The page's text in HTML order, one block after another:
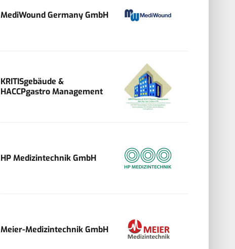
MediWound Germany GmbH
KRITISgebäude &
HACCPgastro Management
HP Medizintechnik GmbH
Meier-Medizintechnik GmbH